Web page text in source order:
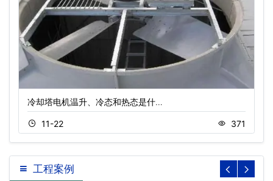
冷却塔电机温升、冷态和热态是什…
11-22 371
工程案例